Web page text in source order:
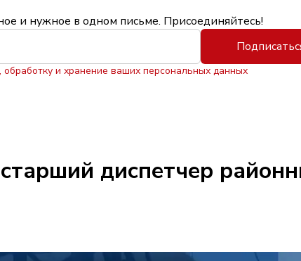
и нужное в одном письме. Присоединяйтесь!
обработку и хранение ваших персональных данных
диспетчер